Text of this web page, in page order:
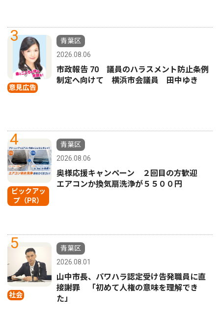
3
意見広告
青葉区
2026.08.06
市政報告 70 議員のハラスメント防止条例
制定へ向けて 横浜市会議員 田中ゆき
4
ピックアッ
プ（PR）
青葉区
2026.08.06
奥様応援キャンペーン ２回目の方歓迎
エアコンか換気扇洗浄が５５００円
5
社会
青葉区
2026.08.01
山中市長、パワハラ認定受け告発職員に直
接謝罪 「初めて人権の意味を理解でき
た」